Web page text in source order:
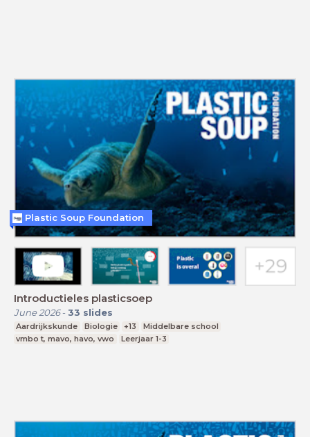
Introductieles plasticsoep
June 2026- 33 slides
Aardrijkskunde Biologie +13
Middelbare school
vmbo t, mavo, havo, vwo
Leerjaar 1-3
Plastic Soup Foundation